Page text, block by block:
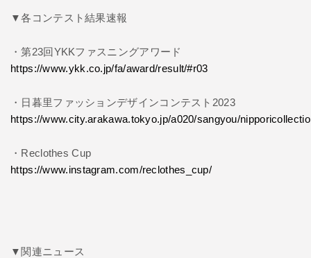
▼各コンテスト結果速報
・第23回YKKファスニングアワード
https://www.ykk.co.jp/fa/award/result/#r03
・ 日暮里ファッションデザインコンテスト2023
https://www.city.arakawa.tokyo.jp/a020/sangyou/
・ Reclothes Cup
https://www.instagram.com/reclothes_cup/
▼関連ニュース